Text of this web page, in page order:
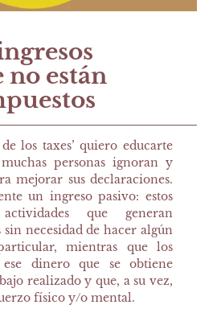
no están
los taxes’ quiero educarte
personas ignoran y
mejorar sus declaraciones.
un ingreso pasivo: estos
que generan
necesidad de hacer algún
mientras que los
dinero que se obtiene
realizado y que, a su vez,
físico y/o mental.